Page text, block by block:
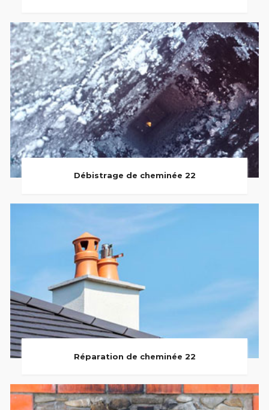
Débistrage de cheminée 22
Réparation de cheminée 22